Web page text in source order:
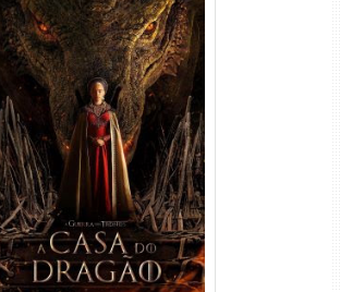
A Casa do Dragão 1ª
Temporada Torrent (2022)
WEB-DL 720p/1080p Dual
Áudio